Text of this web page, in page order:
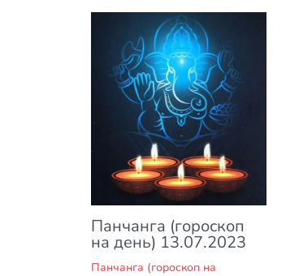
Панчанга (гороскоп
на день) 13.07.2023
Панчанга (гороскоп на